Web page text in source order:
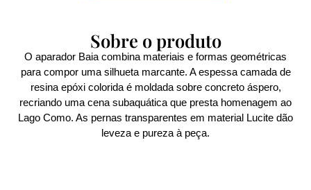
Sobre o produto
O aparador Baia combina materiais e formas geométricas
para compor uma silhueta marcante. A espessa camada de
resina epóxi colorida é moldada sobre concreto áspero,
recriando uma cena subaquática que presta homenagem ao
Lago Como. As pernas transparentes em material Lucite dão
leveza e pureza à peça.